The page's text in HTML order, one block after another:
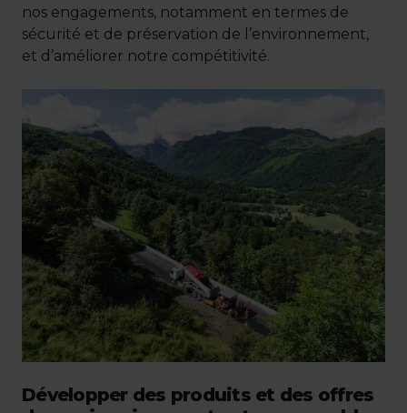
nos engagements, notamment en termes de
sécurité et de préservation de l’environnement,
et d’améliorer notre compétitivité.
Développer des produits et des offres